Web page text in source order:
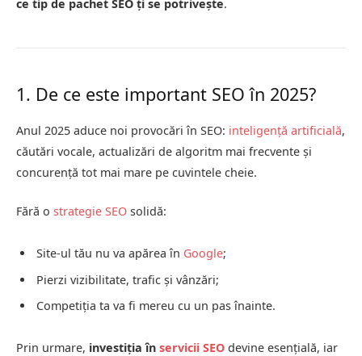
ce tip de pachet SEO ți se potrivește.
1. De ce este important SEO în 2025?
Anul 2025 aduce noi provocări în SEO: inteligență artificială,
căutări vocale, actualizări de algoritm mai frecvente și
concurență tot mai mare pe cuvintele cheie.
Fără o strategie SEO solidă:
Site-ul tău nu va apărea în Google;
Pierzi vizibilitate, trafic și vânzări;
Competiția ta va fi mereu cu un pas înainte.
Prin urmare, investiția în servicii SEO devine esențială, iar